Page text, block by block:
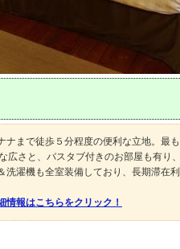
ナまで徒歩５分程度の便利な立地。最
広さと、バスタブ付きのお部屋も有り
洗濯機も全室装備しており、長期滞在
報はこちらをクリック！